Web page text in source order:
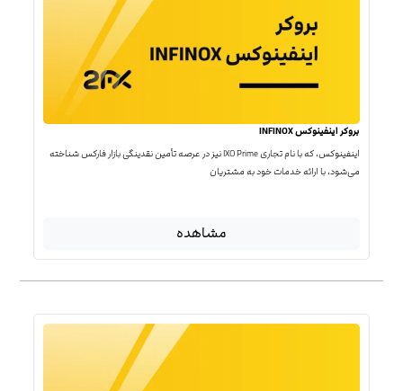
بروکر اینفینوکس INFINOX
اینفینوکس، که با نام تجاری IXO Prime نیز در عرصه تأمین نقدینگی بازار فارکس شناخته
می‌شود، با ارائه خدمات خود به مشتریان
مشاهده